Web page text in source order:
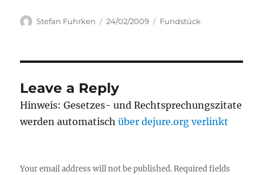
Author
Stefan Fuhrken
Posted
24/02/2009 Categories
Fundstück
Leave a Reply
Hinweis: Gesetzes- und Rechtsprechungszitate
werden automatischüber dejure.org verlinkt
Your email address will not be published. Required fields